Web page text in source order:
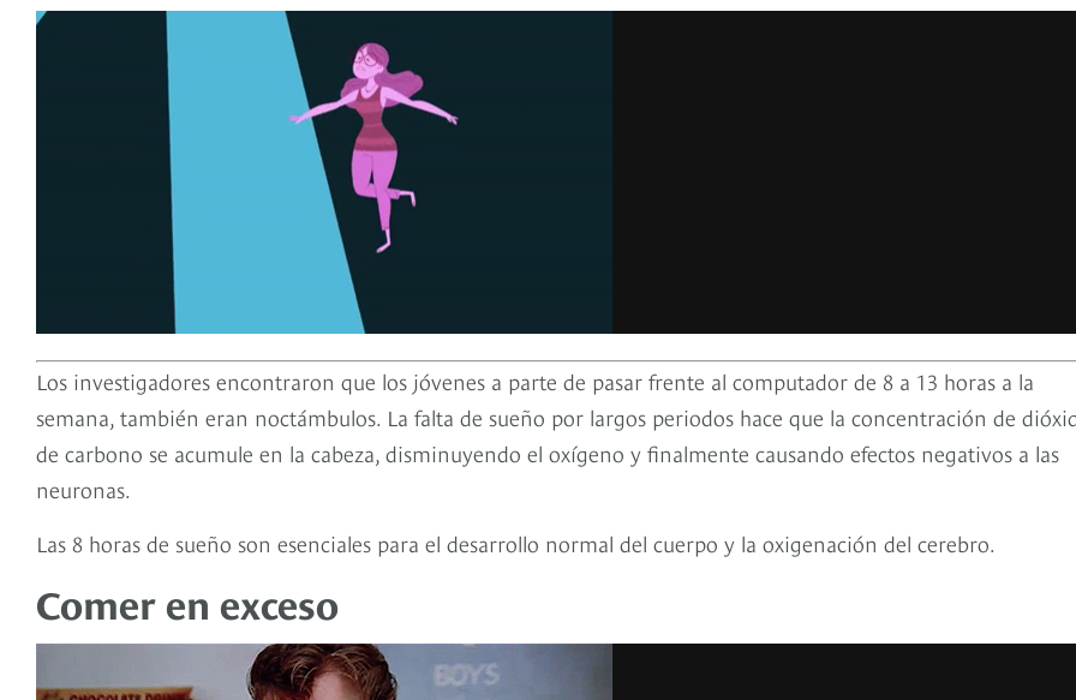
Los investigadores encontraron que los jóvenes a parte de pasar frente al computador de 8 a 13 horas a la
semana, también eran noctámbulos. La falta de sueño por largos periodos hace que la concentración de
de carbono se acumule en la cabeza, disminuyendo el oxígeno y finalmente causando efectos negativos a las
neuronas.
Las 8 horas de sueño son esenciales para el desarrollo normal del cuerpo y la oxigenación del cerebro.
Comer en exceso